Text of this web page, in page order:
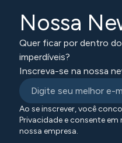
Nossa
Quer ficar por dentro
imperdíveis?
Inscreva-se na nossa
Ao se inscrever, você
Privacidade e consente
nossa empresa.